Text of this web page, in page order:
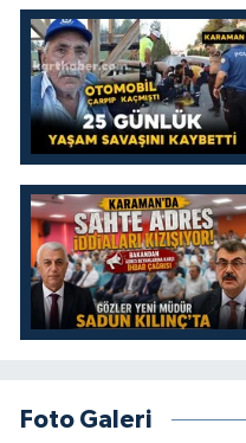
Foto Galeri